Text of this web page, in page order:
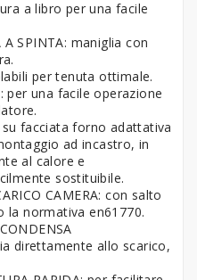
a libro per una facile
A SPINTA: maniglia con
per tenuta ottimale.
per una facile operazione
su facciata forno adattativa
ad incastro, in
al calore e
sostituibile.
CAMERA: con salto
la normativa en61770.
direttamente allo scarico,